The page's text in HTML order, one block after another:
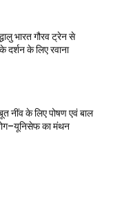
भारत गौरव ट्रेन से
दर्शन के लिए रवाना
नींव के लिए पोषण एवं बाल
का मंथन